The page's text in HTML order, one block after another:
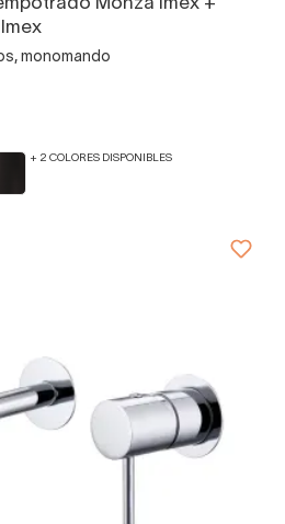
Monza Imex +
monomando
+ 2 COLORES DISPONIBLES